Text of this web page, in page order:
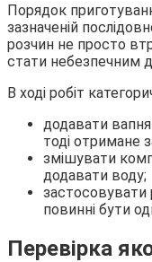
Порядок
зазначеній
розчин не просто
стати небезпечним
В ході робіт
додавати
тоді отримане
змішувати
додавати воду;
застосовувати
повинні бути
Перевірка